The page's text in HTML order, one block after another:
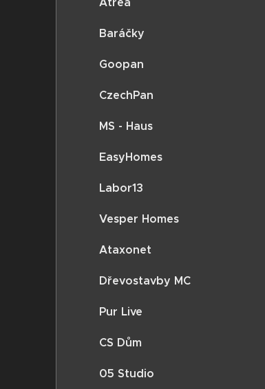
Baráčky
Goopan
CzechPan
MS - Haus
EasyHomes
Labor13
Vesper Homes
Ataxonet
Dřevostavby MC
Pur Live
CS Dům
05 Studio